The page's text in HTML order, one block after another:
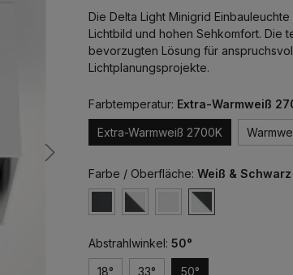
Die Delta Light Minigrid
Lichtbild und hohen Sehkomfort. Die
bevorzugten Lösung für
Lichtplanungsprojekte.
Farbtemperatur: Extra-Warmweiß
Extra-Warmweiß 2700K
Farbe / Oberfläche: Weiß & Schwarz
Abstrahlwinkel: 50°
18° 33° 50°